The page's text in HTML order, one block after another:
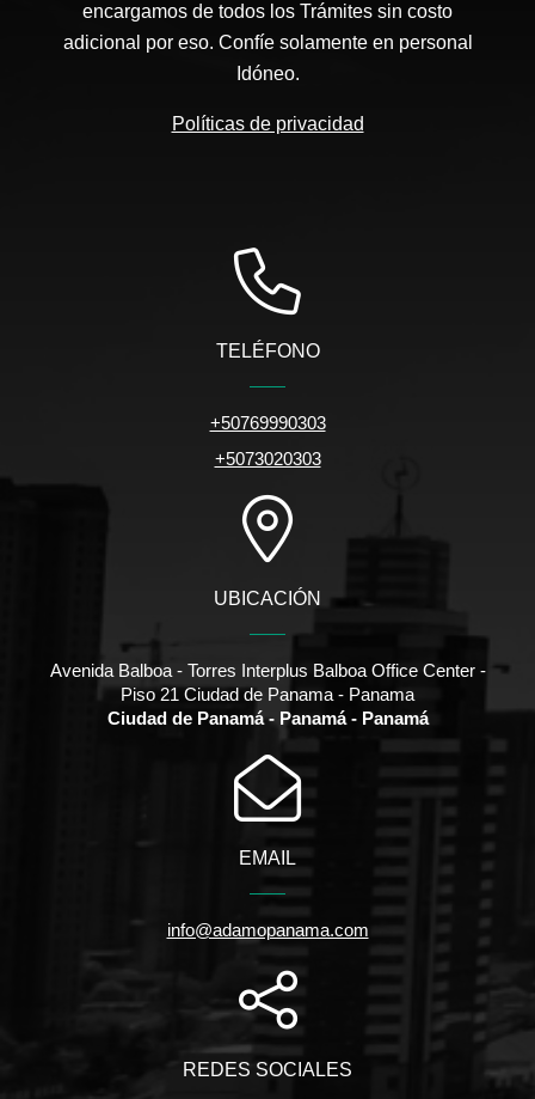
encargamos de todos los Trámites sin costo
adicional por eso. Confíe solamente en personal
Idóneo.
Políticas de privacidad
TELÉFONO
+50769990303
+5073020303
UBICACIÓN
Avenida Balboa - Torres Interplus Balboa Office Center -
Piso 21 Ciudad de Panama - Panama
Ciudad de Panamá - Panamá - Panamá
EMAIL
info@adamopanama.com
REDES SOCIALES